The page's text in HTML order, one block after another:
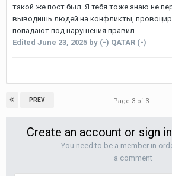
такой же пост был. Я тебя тоже знаю не
выводишь людей на конфликты,
попадают под нарушения правил
Edited June 23, 2025 by (-) QATAR (-)
PREV Page 3 of 3
Create an account or sign
You need to be a member in
a comment